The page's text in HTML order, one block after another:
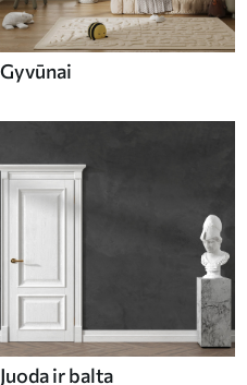
Gyvūnai
Juoda ir balta